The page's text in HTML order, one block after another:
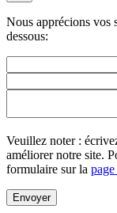
Nous apprécions vos
dessous:
Veuillez noter :
améliorer notre site.
formulaire sur la
Envoyer